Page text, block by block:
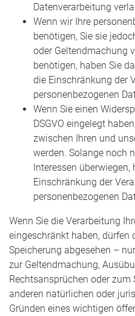
Datenverarbeitung
Wenn wir Ihre
benötigen, Sie sie
oder Geltendmachung
benötigen, haben Sie
die Einschränkung der
personenbezogenen
Wenn Sie einen
DSGVO eingelegt
zwischen Ihren und
werden. Solange noch
Interessen überwiegen,
Einschränkung der
personenbezogenen
Wenn Sie die Verarbeitung
eingeschränkt haben, dürfen
Speicherung abgesehen –
zur Geltendmachung,
Rechtsansprüchen oder zum
anderen natürlichen oder
Gründen eines wichtigen